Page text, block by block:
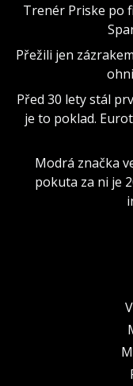
Trenér Priske po
Přežili jen
Před 30 lety stál
je to poklad.
Modrá značka
pokuta za ni je